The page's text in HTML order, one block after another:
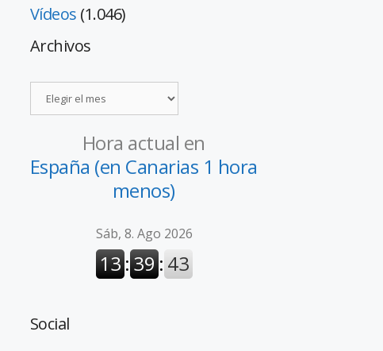
Vídeos (1.046)
Archivos
Hora actual en
España (en Canarias 1 hora
menos)
Social